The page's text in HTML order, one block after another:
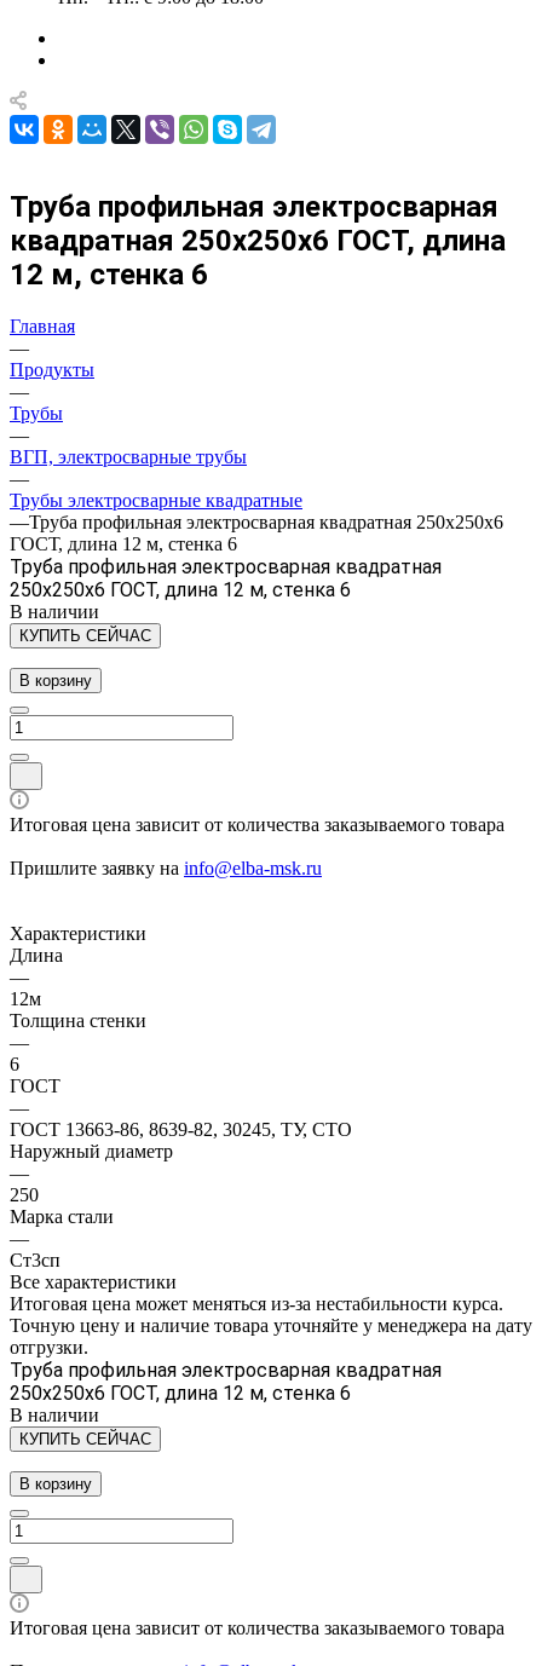
Труба профильная электросварная
квадратная 250х250х6 ГОСТ, длина
12 м, стенка 6
Главная
—
Продукты
—
Трубы
—
ВГП, электросварные трубы
—
Трубы электросварные квадратные
—Труба профильная электросварная квадратная 250х250х6
ГОСТ, длина 12 м, стенка 6
Труба профильная электросварная квадратная
250х250х6 ГОСТ, длина 12 м, стенка 6
В наличии
КУПИТЬ СЕЙЧАС
В корзину
Итоговая цена зависит от количества заказываемого товара
Пришлите заявку на info@elba-msk.ru
Характеристики
Длина
—
12м
Толщина стенки
—
6
ГОСТ
—
ГОСТ 13663-86, 8639-82, 30245, ТУ, СТО
Наружный диаметр
—
250
Марка стали
—
Ст3сп
Все характеристики
Итоговая цена может меняться из-за нестабильности курса.
Точную цену и наличие товара уточняйте у менеджера на дату
отгрузки.
Труба профильная электросварная квадратная
250х250х6 ГОСТ, длина 12 м, стенка 6
В наличии
КУПИТЬ СЕЙЧАС
В корзину
Итоговая цена зависит от количества заказываемого товара